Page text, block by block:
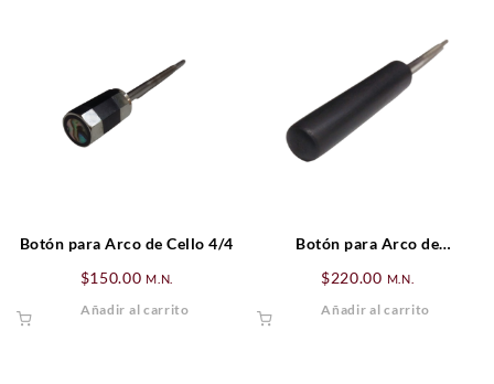
Botón para Arco de Cello 4/4
$150.00 M.N.
Añadir al carrito
Botón para Arco de
$220.00 M.N.
Añadir al carrito